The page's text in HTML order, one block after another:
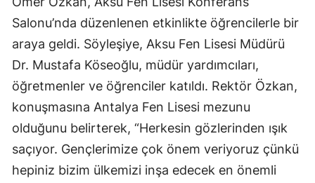
Salonu’nda düzenlenen etkinlikte öğrencilerle bir
araya geldi. Söyleşiye, Aksu Fen Lisesi Müdürü
Dr. Mustafa Köseoğlu, müdür yardımcıları,
öğretmenler ve öğrenciler katıldı. Rektör Özkan,
konuşmasına Antalya Fen Lisesi mezunu
olduğunu belirterek, “Herkesin gözlerinden ışık
saçıyor. Gençlerimize çok önem veriyoruz çünkü
hepiniz bizim ülkemizi inşa edecek en önemli